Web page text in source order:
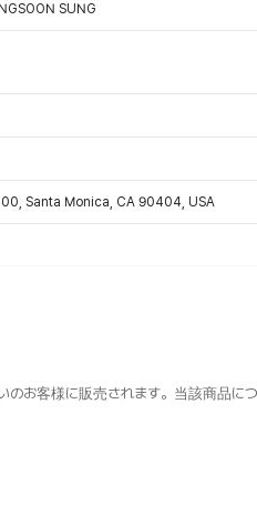
SUNG
Santa Monica, CA 90404, USA
お客様に販売されます。当該商品